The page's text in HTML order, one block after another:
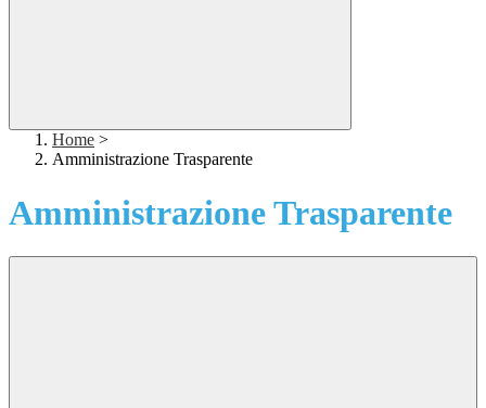
Home >
Amministrazione Trasparente
Amministrazione Trasparente